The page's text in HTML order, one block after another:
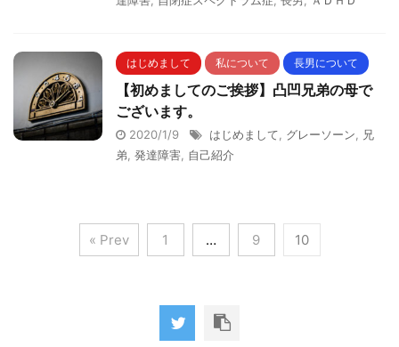
はじめまして 私について 長男について
【初めましてのご挨拶】凸凹兄弟の母で
ございます。
2020/1/9 はじめまして グレーソーン
兄
弟 発達障害 自己紹介
« Prev 1 … 9 10